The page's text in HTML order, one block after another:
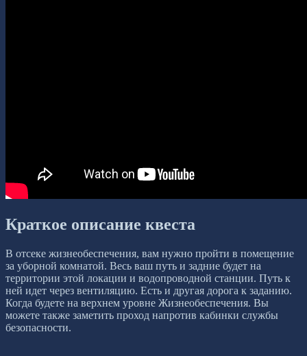
Краткое описание квеста
В отсеке жизнеобеспечения, вам нужно пройти в помещение
за уборной комнатой. Весь ваш путь и задние будет на
территории этой локации и водопроводной станции. Путь к
ней идет через вентиляцию. Есть и другая дорога к заданию.
Когда будете на верхнем уровне Жизнеобеспечения. Вы
можете также заметить проход напротив кабинки службы
безопасности.